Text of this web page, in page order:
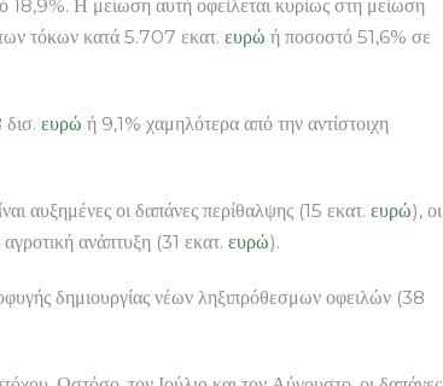
18,9%. Η μείωση αυτή οφείλεται κυρίως στη μείωση
τόκων κατά 5.707 εκατ. ευρώ ή ποσοστό 51,6% σε
ευρώ ή 9,1% χαμηλότερα από την αντίστοιχη
αυξημένες οι δαπάνες περίθαλψης (15 εκατ. ευρώ), οι
αγροτική ανάπτυξη (31 εκατ. ευρώ).
δημιουργίας νέων ληξιπρόθεσμων οφειλών (38